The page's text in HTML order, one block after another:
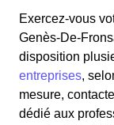
Exercez-vous
Genès-De-
disposition
entreprises,
mesure,
dédié aux